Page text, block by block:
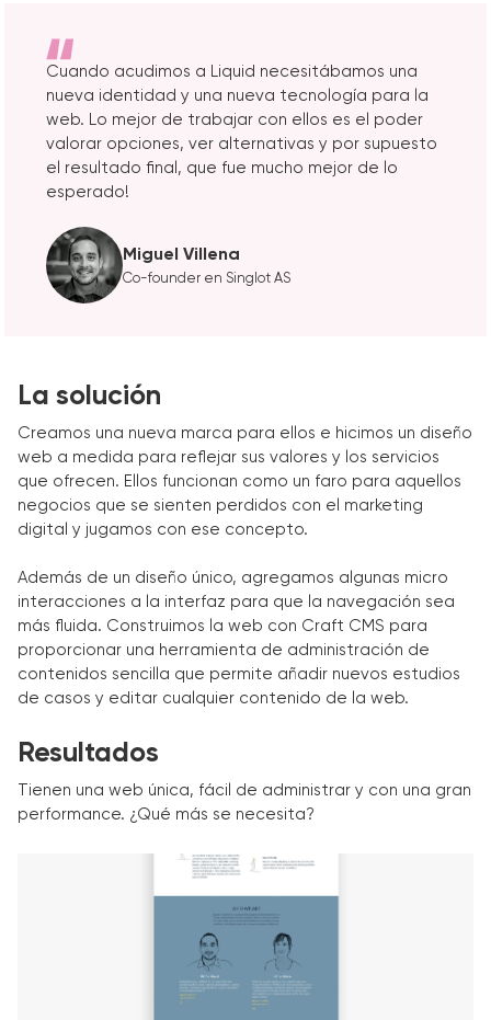
Cuando acudimos a Liquid necesitábamos una
nueva identidad y una nueva tecnología para la
web. Lo mejor de trabajar con ellos es el poder
valorar opciones, ver alternativas y por supuesto
el resultado final, que fue mucho mejor de lo
esperado!
Miguel Villena
Co-founder en Singlot AS
La solución
Creamos una nueva marca para ellos e hicimos un diseño
web a medida para reflejar sus valores y los servicios
que ofrecen. Ellos funcionan como un faro para aquellos
negocios que se sienten perdidos con el marketing
digital y jugamos con ese concepto.
Además de un diseño único, agregamos algunas micro
interacciones a la interfaz para que la navegación sea
más fluida. Construimos la web con Craft CMS para
proporcionar una herramienta de administración de
contenidos sencilla que permite añadir nuevos estudios
de casos y editar cualquier contenido de la web.
Resultados
Tienen una web única, fácil de administrar y con una gran
performance. ¿Qué más se necesita?